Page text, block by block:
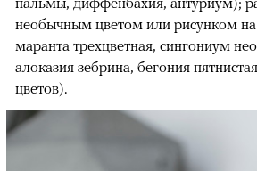
необычным цветом или рисунком на
маранта трехцветная, сингониум
алоказия зебрина, бегония
цветов).